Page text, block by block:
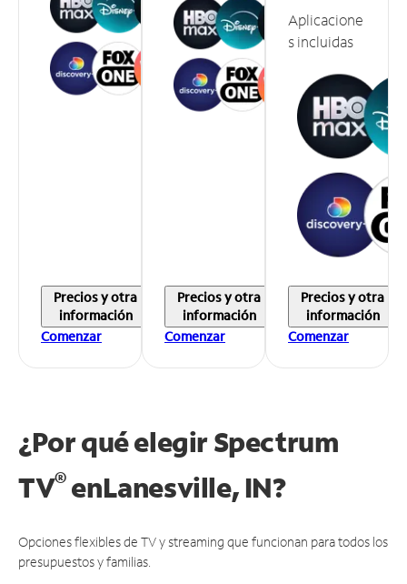
Precios y otra
información
Comenzar
Precios y otra
información
Comenzar
Aplicacione
s incluidas
Precios y otra
información
Comenzar
¿Por qué elegir Spectrum
TV®enLanesville, IN?
Opciones flexibles de TV y streaming que funcionan para todos los
presupuestos y familias.